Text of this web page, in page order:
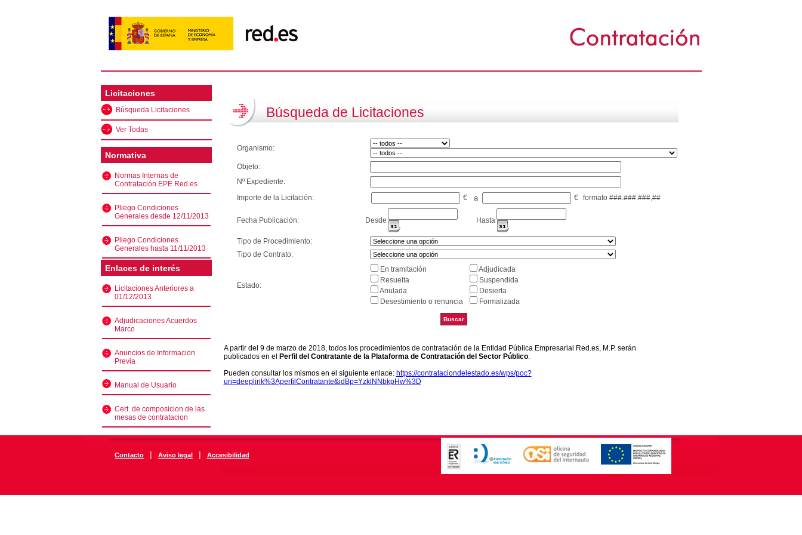
Licitaciones
Búsqueda Licitaciones
Ver Todas
Normativa
Normas Internas de
Contratación EPE Red.es
Pliego Condiciones
Generales desde 12/11/2013
Pliego Condiciones
Generales hasta 11/11/2013
Enlaces de interés
Licitaciones Anteriores a
01/12/2013
Adjudicaciones Acuerdos
Marco
Anuncios de Informacion
Previa
Manual de Usuario
Cert. de composicion de las
mesas de contratacion
Búsqueda de Licitaciones
Organismo:
Objeto:
Nº Expediente:
Importe de la Licitación:
€ a € formato ###.###.###,##
Fecha Publicación: Desde Hasta
Tipo de Procedimiento:
Tipo de Contrato:
Estado:
En tramitación
Adjudicada
Resuelta
Suspendida
Anulada
Desierta
Desestimiento o renuncia
Formalizada
A partir del 9 de marzo de 2018, todos los procedimientos de contratación de la Entidad Pública Empresarial Red.es, M.P. serán
publicados en el
Perfil del Contratante de la Plataforma de Contratación del Sector Público.
Pueden consultar los mismos en el siguiente enlace: https://contrataciondelestado.es/wps/poc?
uri=deeplink%3AperfilContratante&idBp=YzklNNbkpHw%3D
Contacto | Aviso legal | Accesibilidad